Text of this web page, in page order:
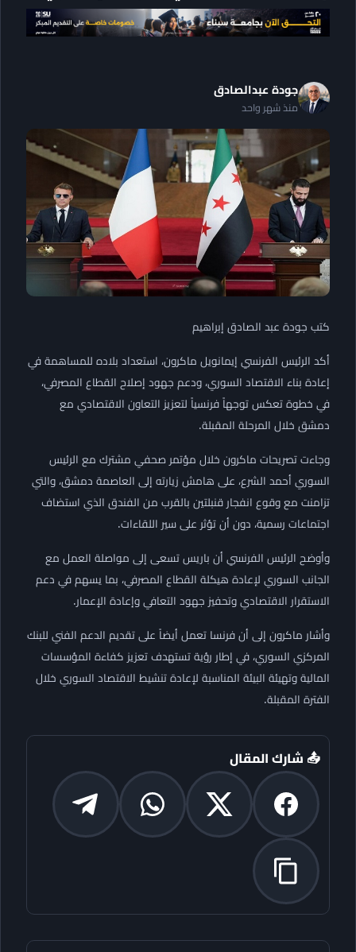
جودة عبدالصادق
منذ شهر واحد
كتب جودة عبد الصادق إبراهيم
أكد الرئيس الفرنسي إيمانويل ماكرون، استعداد بلاده للمساهمة في
إعادة بناء الاقتصاد السوري، ودعم جهود إصلاح القطاع المصرفي،
في خطوة تعكس توجهاً فرنسياً لتعزيز التعاون الاقتصادي مع
دمشق خلال المرحلة المقبلة.
وجاءت تصريحات ماكرون خلال مؤتمر صحفي مشترك مع الرئيس
السوري أحمد الشرع، على هامش زيارته إلى العاصمة دمشق، والتي
تزامنت مع وقوع انفجار قنبلتين بالقرب من الفندق الذي استضاف
اجتماعات رسمية، دون أن تؤثر على سير اللقاءات.
وأوضح الرئيس الفرنسي أن باريس تسعى إلى مواصلة العمل مع
الجانب السوري لإعادة هيكلة القطاع المصرفي، بما يسهم في دعم
الاستقرار الاقتصادي وتحفيز جهود التعافي وإعادة الإعمار.
وأشار ماكرون إلى أن فرنسا تعمل أيضاً على تقديم الدعم الفني للبنك
المركزي السوري، في إطار رؤية تستهدف تعزيز كفاءة المؤسسات
المالية وتهيئة البيئة المناسبة لإعادة تنشيط الاقتصاد السوري خلال
الفترة المقبلة.
📤 شارك المقال